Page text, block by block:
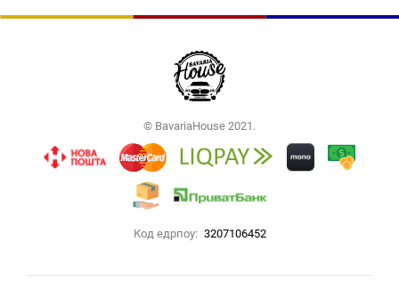
© BavariaHouse 2021.
Код едрпоу: 3207106452